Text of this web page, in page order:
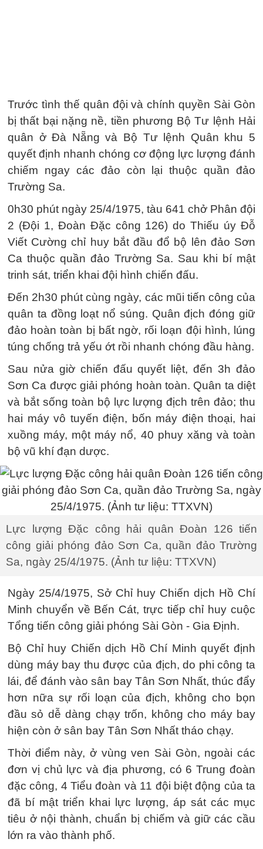
Trước tình thế quân đội và chính quyền Sài Gòn
bị thất bại nặng nề, tiền phương Bộ Tư lệnh Hải
quân ở Ðà Nẵng và Bộ Tư lệnh Quân khu 5
quyết định nhanh chóng cơ động lực lượng đánh
chiếm ngay các đảo còn lại thuộc quần đảo
Trường Sa.
0h30 phút ngày 25/4/1975, tàu 641 chở Phân đội
2 (Đội 1, Đoàn Đặc công 126) do Thiếu úy Ðỗ
Viết Cường chỉ huy bắt đầu đổ bộ lên đảo Sơn
Ca thuộc quần đảo Trường Sa. Sau khi bí mật
trinh sát, triển khai đội hình chiến đấu.
Đến 2h30 phút cùng ngày, các mũi tiến công của
quân ta đồng loạt nổ súng. Quân địch đóng giữ
đảo hoàn toàn bị bất ngờ, rối loạn đội hình, lúng
túng chống trả yếu ớt rồi nhanh chóng đầu hàng.
Sau nửa giờ chiến đấu quyết liệt, đến 3h đảo
Sơn Ca được giải phóng hoàn toàn. Quân ta diệt
và bắt sống toàn bộ lực lượng địch trên đảo; thu
hai máy vô tuyến điện, bốn máy điện thoại, hai
xuồng máy, một máy nổ, 40 phuy xăng và toàn
bộ vũ khí đạn dược.
Lực lượng Đặc công hải quân Đoàn 126 tiến
công giải phóng đảo Sơn Ca, quần đảo Trường
Sa, ngày 25/4/1975. (Ảnh tư liệu: TTXVN)
Ngày 25/4/1975, Sở Chỉ huy Chiến dịch Hồ Chí
Minh chuyển về Bến Cát, trực tiếp chỉ huy cuộc
Tổng tiến công giải phóng Sài Gòn - Gia Định.
Bộ Chỉ huy Chiến dịch Hồ Chí Minh quyết định
dùng máy bay thu được của địch, do phi công ta
lái, để đánh vào sân bay Tân Sơn Nhất, thúc đẩy
hơn nữa sự rối loạn của địch, không cho bọn
đầu sỏ dễ dàng chạy trốn, không cho máy bay
hiện còn ở sân bay Tân Sơn Nhất tháo chạy.
Thời điểm này, ở vùng ven Sài Gòn, ngoài các
đơn vị chủ lực và địa phương, có 6 Trung đoàn
đặc công, 4 Tiểu đoàn và 11 đội biệt động của ta
đã bí mật triển khai lực lượng, áp sát các mục
tiêu ở nội thành, chuẩn bị chiếm và giữ các cầu
lớn ra vào thành phố.